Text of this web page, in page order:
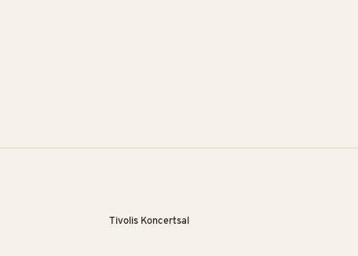
Tivolis Koncertsal